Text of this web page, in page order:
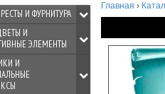
И ФУРНИТУРА
И
ЭЛЕМЕНТЫ
И
Главная ›